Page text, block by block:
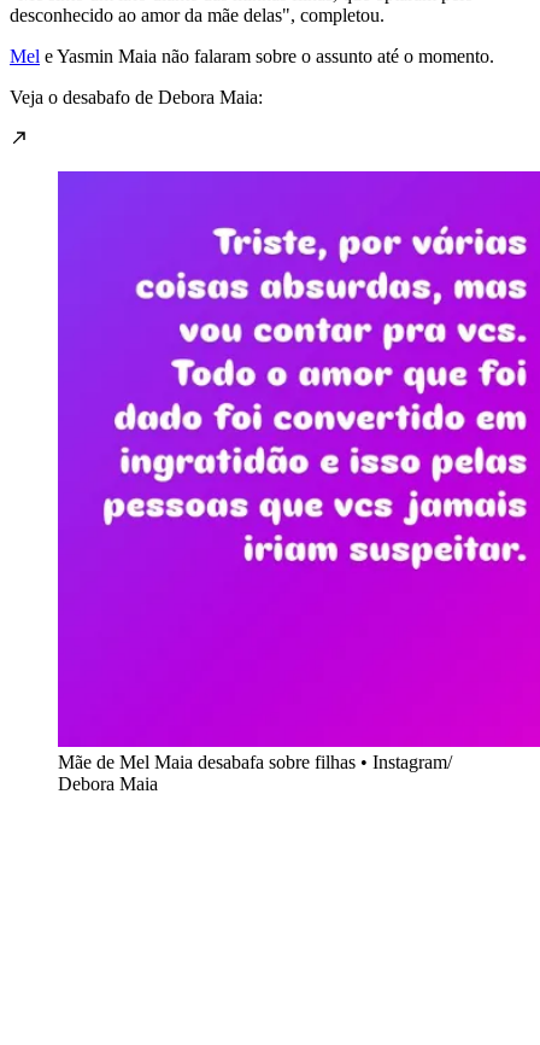
desconhecido ao amor da mãe delas", completou.
Mel e Yasmin Maia não falaram sobre o assunto até o momento.
Veja o desabafo de Debora Maia:
Mãe de Mel Maia desabafa sobre filhas • Instagram/
Debora Maia